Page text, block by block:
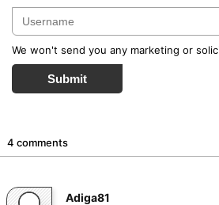
We won't send you any marketing or
Submit
4 comments
Adiga81